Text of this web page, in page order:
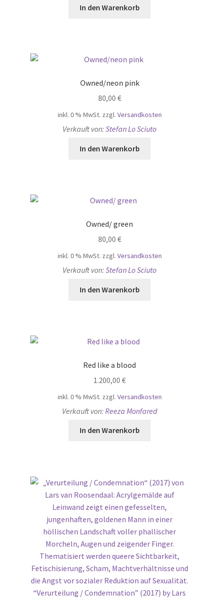
In den Warenkorb
Owned/neon pink
80,00 €
inkl. 0 % MwSt. zzgl. Versandkosten
Verkauft von: Stefan Lo Sciuto
In den Warenkorb
Owned/ green
80,00 €
inkl. 0 % MwSt. zzgl. Versandkosten
Verkauft von: Stefan Lo Sciuto
In den Warenkorb
Red like a blood
1.200,00 €
inkl. 0 % MwSt. zzgl. Versandkosten
Verkauft von: Reeza Monfared
In den Warenkorb